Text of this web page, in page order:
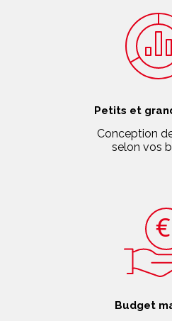
Petits et
Conception
selon vos
Budget